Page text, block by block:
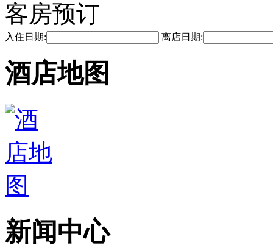
客房预订
入住日期: 离店日期:
酒店地图
新闻中心